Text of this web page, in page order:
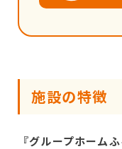
施設の特徴
『グループホーム